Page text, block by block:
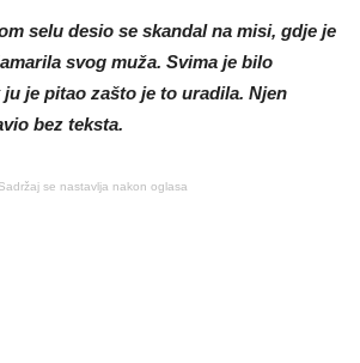
selu desio se skandal na misi, gdje je
svog muža. Svima je bilo
je pitao zašto je to uradila. Njen
bez teksta.
Sadržaj se nastavlja nakon oglasa